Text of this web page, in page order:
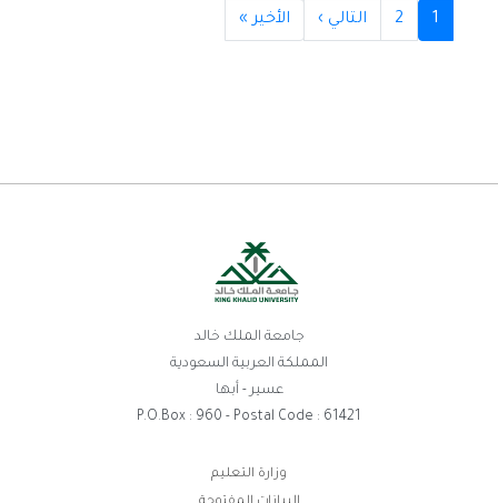
التالي ›الصفحة
التالية
الأخير »Last
page
جامعة الملك خالد
المملكة العربية السعودية
عسير - أبها
P.O.Box : 960 - Postal Code : 61421
وزارة التعليم